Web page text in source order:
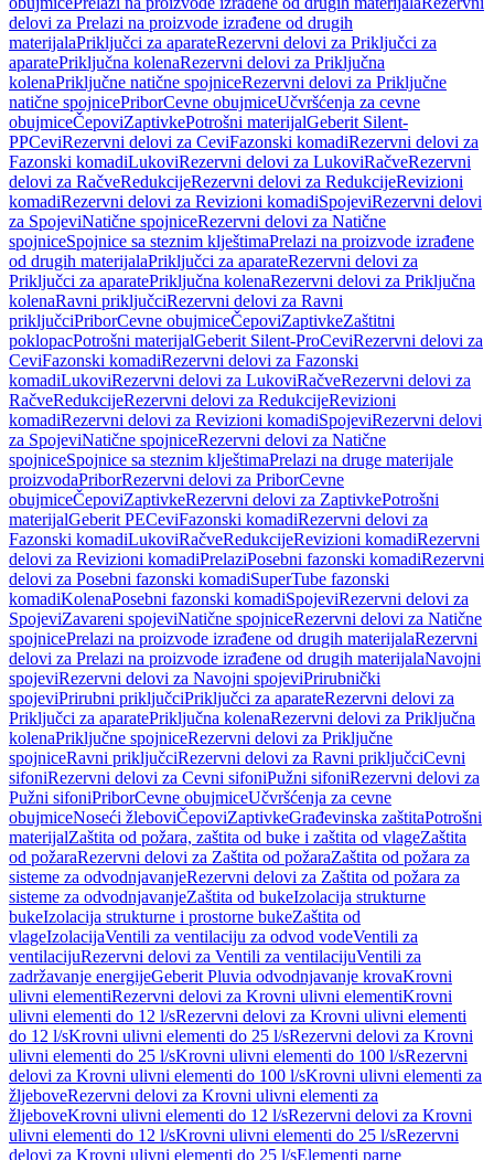
delovi za Prelazi na proizvode izrađene od drugih
materijalaPriključci za aparateRezervni delovi za Priključci za
aparatePriključna kolenaRezervni delovi za Priključna
kolenaPriključne natične spojniceRezervni delovi za Priključne
natične spojnicePriborCevne obujmiceUčvršćenja za cevne
obujmiceČepoviZaptivkePotrošni materijalGeberit Silent-
PPCeviRezervni delovi za CeviFazonski komadiRezervni delovi za
Fazonski komadiLukoviRezervni delovi za LukoviRačveRezervni
delovi za RačveRedukcijeRezervni delovi za RedukcijeRevizioni
komadiRezervni delovi za Revizioni komadiSpojeviRezervni delovi
za SpojeviNatične spojniceRezervni delovi za Natične
spojniceSpojnice sa steznim klještimaPrelazi na proizvode izrađene
od drugih materijalaPriključci za aparateRezervni delovi za
Priključci za aparatePriključna kolenaRezervni delovi za Priključna
kolenaRavni priključciRezervni delovi za Ravni
priključciPriborCevne obujmiceČepoviZaptivkeZaštitni
poklopacPotrošni materijalGeberit Silent-ProCeviRezervni delovi za
CeviFazonski komadiRezervni delovi za Fazonski
komadiLukoviRezervni delovi za LukoviRačveRezervni delovi za
RačveRedukcijeRezervni delovi za RedukcijeRevizioni
komadiRezervni delovi za Revizioni komadiSpojeviRezervni delovi
za SpojeviNatične spojniceRezervni delovi za Natične
spojniceSpojnice sa steznim klještimaPrelazi na druge materijale
proizvodaPriborRezervni delovi za PriborCevne
obujmiceČepoviZaptivkeRezervni delovi za ZaptivkePotrošni
materijalGeberit PECeviFazonski komadiRezervni delovi za
Fazonski komadiLukoviRačveRedukcijeRevizioni komadiRezervni
delovi za Revizioni komadiPrelaziPosebni fazonski komadiRezervni
delovi za Posebni fazonski komadiSuperTube fazonski
komadiKolenaPosebni fazonski komadiSpojeviRezervni delovi za
SpojeviZavareni spojeviNatične spojniceRezervni delovi za Natične
spojnicePrelazi na proizvode izrađene od drugih materijalaRezervni
delovi za Prelazi na proizvode izrađene od drugih materijalaNavojni
spojeviRezervni delovi za Navojni spojeviPrirubnički
spojeviPrirubni priključciPriključci za aparateRezervni delovi za
Priključci za aparatePriključna kolenaRezervni delovi za Priključna
kolenaPriključne spojniceRezervni delovi za Priključne
spojniceRavni priključciRezervni delovi za Ravni priključciCevni
sifoniRezervni delovi za Cevni sifoniPužni sifoniRezervni delovi za
Pužni sifoniPriborCevne obujmiceUčvršćenja za cevne
obujmiceNoseći žleboviČepoviZaptivkeGrađevinska zaštitaPotrošni
materijalZaštita od požara, zaštita od buke i zaštita od vlageZaštita
od požaraRezervni delovi za Zaštita od požaraZaštita od požara za
sisteme za odvodnjavanjeRezervni delovi za Zaštita od požara za
sisteme za odvodnjavanjeZaštita od bukeIzolacija strukturne
bukeIzolacija strukturne i prostorne bukeZaštita od
vlageIzolacijaVentili za ventilaciju za odvod vodeVentili za
ventilacijuRezervni delovi za Ventili za ventilacijuVentili za
zadržavanje energijeGeberit Pluvia odvodnjavanje krovaKrovni
ulivni elementiRezervni delovi za Krovni ulivni elementiKrovni
ulivni elementi do 12 l/sRezervni delovi za Krovni ulivni elementi
do 12 l/sKrovni ulivni elementi do 25 l/sRezervni delovi za Krovni
ulivni elementi do 25 l/sKrovni ulivni elementi do 100 l/sRezervni
delovi za Krovni ulivni elementi do 100 l/sKrovni ulivni elementi za
žljeboveRezervni delovi za Krovni ulivni elementi za
žljeboveKrovni ulivni elementi do 12 l/sRezervni delovi za Krovni
ulivni elementi do 12 l/sKrovni ulivni elementi do 25 l/sRezervni
delovi za Krovni ulivni elementi do 25 l/sElementi parne